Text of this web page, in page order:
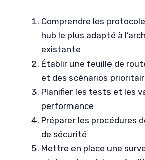
Comprendre les
hub le plus adapté à
existante
Établir une feuille de
et des scénarios
Planifier les tests et les
performance
Préparer les procédures
de sécurité
Mettre en place une